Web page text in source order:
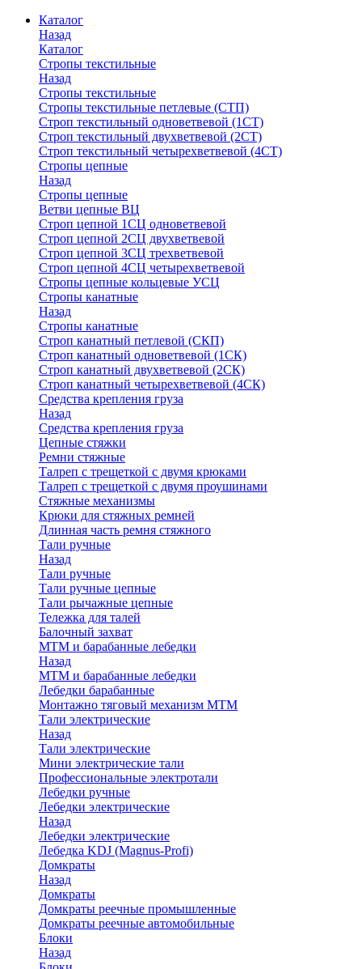
Каталог
Назад
Каталог
Стропы текстильные
Назад
Стропы текстильные
Стропы текстильные петлевые (СТП)
Строп текстильный одноветвевой (1СТ)
Строп текстильный двухветвевой (2СТ)
Строп текстильный четырехветвевой (4СТ)
Стропы цепные
Назад
Стропы цепные
Ветви цепные ВЦ
Строп цепной 1СЦ одноветвевой
Строп цепной 2СЦ двухветвевой
Строп цепной 3СЦ трехветвевой
Строп цепной 4СЦ четырехветвевой
Стропы цепные кольцевые УСЦ
Стропы канатные
Назад
Стропы канатные
Строп канатный петлевой (СКП)
Строп канатный одноветвевой (1СК)
Строп канатный двухветвевой (2СК)
Строп канатный четырехветвевой (4СК)
Средства крепления груза
Назад
Средства крепления груза
Цепные стяжки
Ремни стяжные
Талреп с трещеткой с двумя крюками
Талреп с трещеткой с двумя проушинами
Стяжные механизмы
Крюки для стяжных ремней
Длинная часть ремня стяжного
Тали ручные
Назад
Тали ручные
Тали ручные цепные
Тали рычажные цепные
Тележка для талей
Балочный захват
МТМ и барабанные лебедки
Назад
МТМ и барабанные лебедки
Лебедки барабанные
Монтажно тяговый механизм МТМ
Тали электрические
Назад
Тали электрические
Мини электрические тали
Профессиональные электротали
Лебедки ручные
Лебедки электрические
Назад
Лебедки электрические
Лебедка KDJ (Magnus-Profi)
Домкраты
Назад
Домкраты
Домкраты реечные промышленные
Домкраты реечные автомобильные
Блоки
Назад